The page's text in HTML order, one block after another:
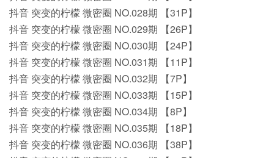
抖音 突变的柠檬 微密圈 NO.028期 【31P】
抖音 突变的柠檬 微密圈 NO.029期 【26P】
抖音 突变的柠檬 微密圈 NO.030期 【24P】
抖音 突变的柠檬 微密圈 NO.031期 【11P】
抖音 突变的柠檬 微密圈 NO.032期 【7P】
抖音 突变的柠檬 微密圈 NO.033期 【15P】
抖音 突变的柠檬 微密圈 NO.034期 【8P】
抖音 突变的柠檬 微密圈 NO.035期 【18P】
抖音 突变的柠檬 微密圈 NO.036期 【38P】